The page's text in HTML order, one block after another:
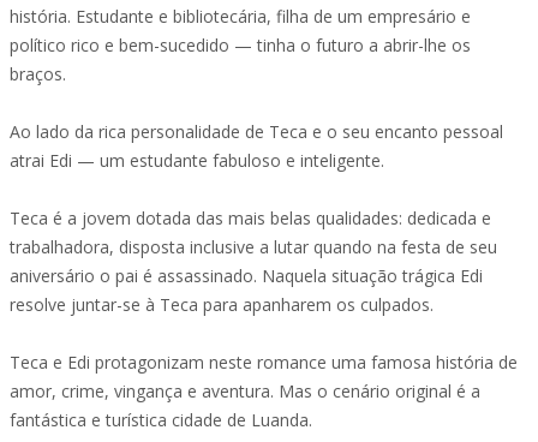
história. Estudante e bibliotecária, filha de um empresário e
político rico e bem-sucedido — tinha o futuro a abrir-lhe os
braços.
Ao lado da rica personalidade de Teca e o seu encanto pessoal
atrai Edi — um estudante fabuloso e inteligente.
Teca é a jovem dotada das mais belas qualidades: dedicada e
trabalhadora, disposta inclusive a lutar quando na festa de seu
aniversário o pai é assassinado. Naquela situação trágica Edi
resolve juntar-se à Teca para apanharem os culpados.
Teca e Edi protagonizam neste romance uma famosa história de
amor, crime, vingança e aventura. Mas o cenário original é a
fantástica e turística cidade de Luanda.